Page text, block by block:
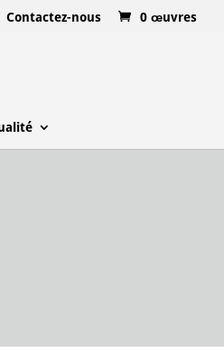
Contactez-nous 0 œuvres